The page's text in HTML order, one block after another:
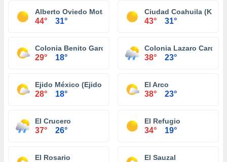
Alberto Oviedo Mota (Reacomodo)
44° 31°
Ciudad Coahuila (Km.
43° 31°
Colonia Benito García (El Zorrillo)
29° 18°
Colonia Lazaro
38° 23°
Ejido México (Ejido Punta Colonet)
28° 18°
El Arco
38° 23°
El Crucero
37° 26°
El Refugio
34° 19°
El Rosario El Sauzal